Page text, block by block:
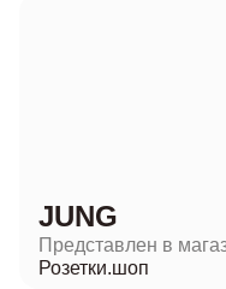
JUNG
Представлен в
Розетки.шоп